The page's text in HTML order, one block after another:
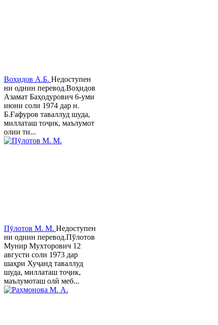
Воҳидов А.Б. Недоступен
ни однин перевод.Воҳидов
Азамат Баҳодурович 6-уми
июни соли 1974 дар н.
Б.Ғафуров таваллуд шуда,
миллаташ тоҷик, маълумот
олии ти...
Пӯлотов М. М. Недоступен
ни однин перевод.Пўлотов
Мунир Мухторович 12
августи соли 1973 дар
шаҳри Хуҷанд таваллуд
шуда, миллаташ тоҷик,
маълумоташ олӣ меб...